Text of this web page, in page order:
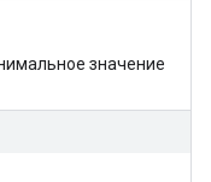
значение